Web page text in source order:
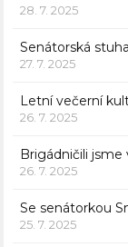
28. 7. 2025
Senátorská
27. 7. 2025
Letní večerní
26. 7. 2025
Brigádničili jsme
26. 7. 2025
Se senátorkou
25. 7. 2025